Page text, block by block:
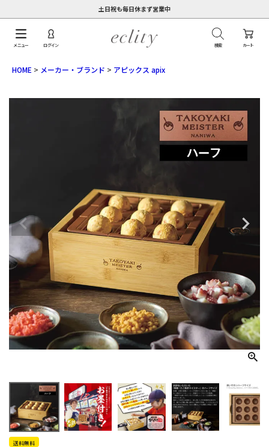
土日祝も毎日休まず営業中
カート
メニュー ログイン 検索
HOME メーカー・ブランド アピックス apix
送料無料